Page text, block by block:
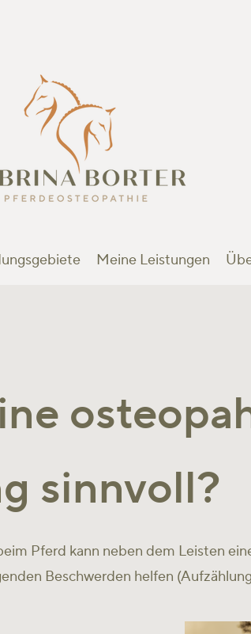
Meine Leistungen
Pferd kann neben dem Leisten
Beschwerden helfen
sinnvoll?